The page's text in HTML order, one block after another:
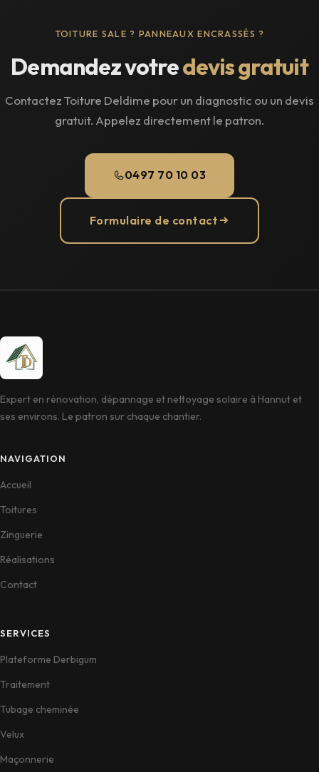
TOITURE SALE ? PANNEAUX ENCRASSÉS ?
Demandez votredevis gratuit
Contactez Toiture Deldime pour un diagnostic ou un devis
gratuit. Appelez directement le patron.
0497 70 10 03
Formulaire de contact
Expert en rénovation, dépannage et nettoyage solaire à Hannut et
ses environs. Le patron sur chaque chantier.
NAVIGATION
Accueil
Toitures
Zinguerie
Réalisations
Contact
SERVICES
Plateforme Derbigum
Traitement
Tubage cheminée
Velux
Maçonnerie